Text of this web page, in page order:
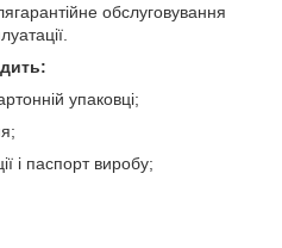
обслуговування
упаковці;
і паспорт виробу;